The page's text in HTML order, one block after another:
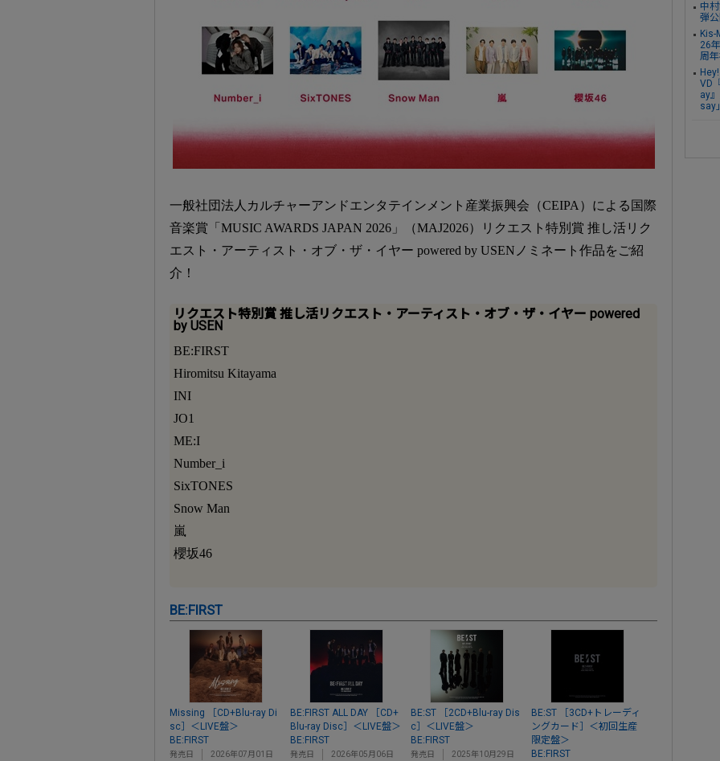
一般社団法人カルチャーアンドエンタテインメント産業振興会（CEIPA）による国際
音楽賞「MUSIC AWARDS JAPAN 2026」（MAJ2026）リクエスト特別賞 推し活リク
エスト・アーティスト・オブ・ザ・イヤー powered by USENノミネート作品をご紹
介！
リクエスト特別賞 推し活リクエスト・アーティスト・オブ・ザ・イヤー powered
by USEN
BE:FIRST
Hiromitsu Kitayama
INI
JO1
ME:I
Number_i
SixTONES
Snow Man
嵐
櫻坂46
BE:FIRST
Missing ［CD+Blu-ray Di
sc］＜LIVE盤＞
BE:FIRST
発売日
2026年07月01日
BE:FIRST ALL DAY ［CD+
Blu-ray Disc］＜LIVE盤＞
BE:FIRST
発売日
2026年05月06日
BE:ST ［2CD+Blu-ray Dis
c］＜LIVE盤＞
BE:FIRST
発売日
2025年10月29日
BE:ST ［3CD+トレーディ
ングカード］＜初回生産
限定盤＞
BE:FIRST
中
弾公
Kis-
26
周
VD
ay
say